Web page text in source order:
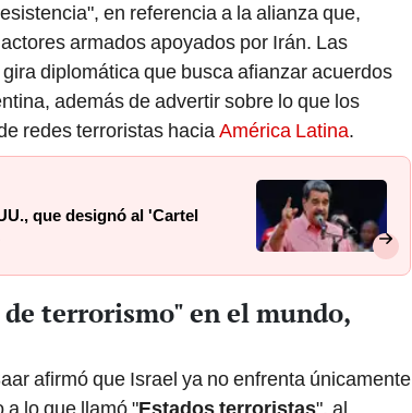
en referencia a la alianza que,
armados apoyados por Irán. Las
diplomática que busca afianzar acuerdos
además de advertir sobre lo que los
redes terroristas haciaAmérica Latina.
que designó al 'Cartel
terrorismo" en el mundo,
afirmó que Israel ya no enfrenta únicamente
lo que llamó "Estados terroristas", al